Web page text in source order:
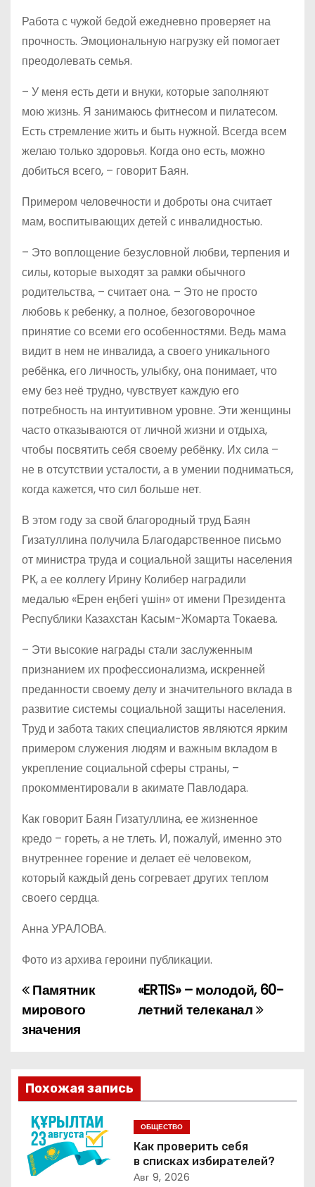
Работа с чужой бедой ежедневно проверяет на
прочность. Эмоциональную нагрузку ей помогает
преодолевать семья.
– У меня есть дети и внуки, которые заполняют
мою жизнь. Я занимаюсь фитнесом и пилатесом.
Есть стремление жить и быть нужной. Всегда всем
желаю только здоровья. Когда оно есть, можно
добиться всего, – говорит Баян.
Примером человечности и доброты она считает
мам, воспитывающих детей с инвалидностью.
– Это воплощение безусловной любви, терпения и
силы, которые выходят за рамки обычного
родительства, – считает она. – Это не просто
любовь к ребенку, а полное, безоговорочное
принятие со всеми его особенностями. Ведь мама
видит в нем не инвалида, а своего уникального
ребёнка, его личность, улыбку, она понимает, что
ему без неё трудно, чувствует каждую его
потребность на интуитивном уровне. Эти женщины
часто отказываются от личной жизни и отдыха,
чтобы посвятить себя своему ребёнку. Их сила –
не в отсутствии усталости, а в умении подниматься,
когда кажется, что сил больше нет.
В этом году за свой благородный труд Баян
Гизатуллина получила Благодарственное письмо
от министра труда и социальной защиты населения
РК, а ее коллегу Ирину Колибер наградили
медалью «Ерен еңбегі үшін» от имени Президента
Республики Казахстан Касым-Жомарта Токаева.
– Эти высокие награды стали заслуженным
признанием их профессионализма, искренней
преданности своему делу и значительного вклада в
развитие системы социальной защиты населения.
Труд и забота таких специалистов являются ярким
примером служения людям и важным вкладом в
укрепление социальной сферы страны, –
прокомментировали в акимате Павлодара.
Как говорит Баян Гизатуллина, ее жизненное
кредо – гореть, а не тлеть. И, пожалуй, именно это
внутреннее горение и делает её человеком,
который каждый день согревает других теплом
своего сердца.
Анна УРАЛОВА.
Фото из архива героини публикации.
Н
а
и
а
ц
«ERTIS» – молодой, 60-
летний телеканал
Памятник
мирового
значения
Похожая запись
ОБЩЕСТВО
Как проверить себя
в списках избирателей?
Авг 9, 2026